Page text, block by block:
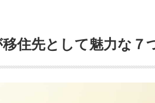
ランド アイルランド
アル
ス
イタリア
ウク
記事が見つ
MOST
記事が見
MOST
記事
記事が見つかりま
MOST VIEWED
住先として魅力な７